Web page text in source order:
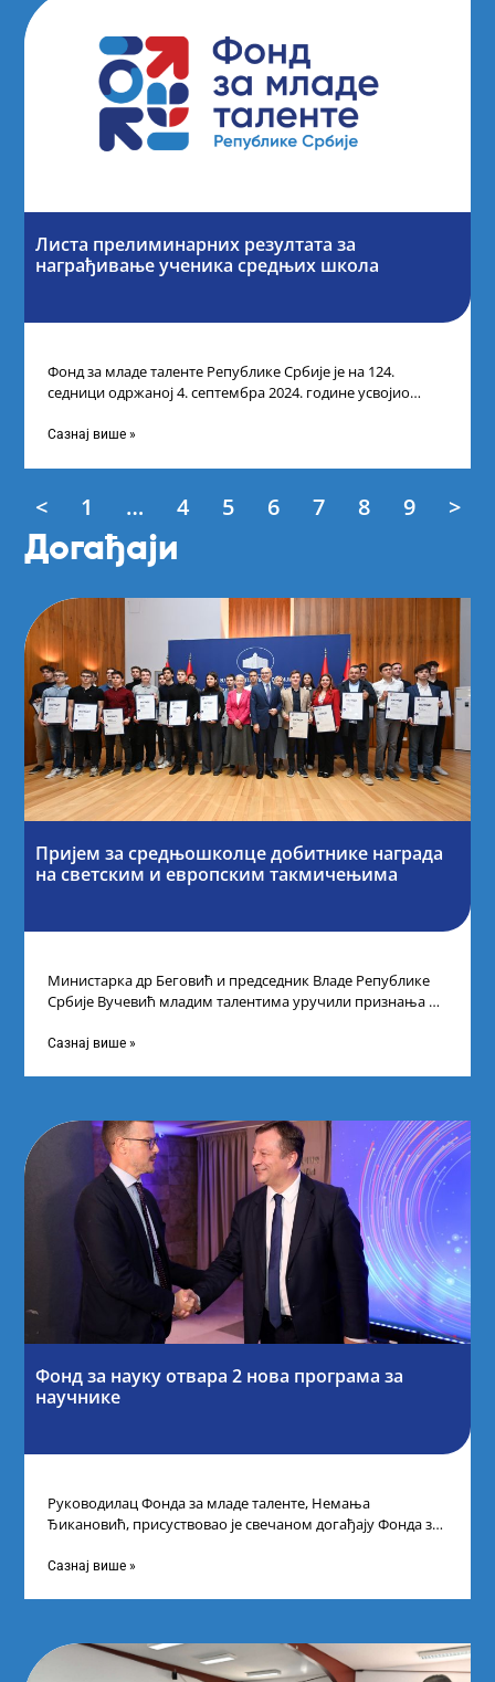
Листа прелиминарних резултата за
награђивање ученика средњих школа
Фонд за младе таленте Републике Србије је на 124.
седници одржаној 4. септембра 2024. године усвојио
Сазнај више »
< 1 … 4 5 6 7 8 9 >
Догађаји
Пријем за средњошколце добитнике награда
на светским и европским такмичењима
Министарка др Беговић и председник Владе Републике
Србије Вучевић младим талентима уручили признања У
Сазнај више »
Фонд за науку отвара 2 нова програма за
научнике
Руководилац Фонда за младе таленте, Немања
Ђикановић, присуствовао је свечаном догађају Фонда за
Сазнај више »